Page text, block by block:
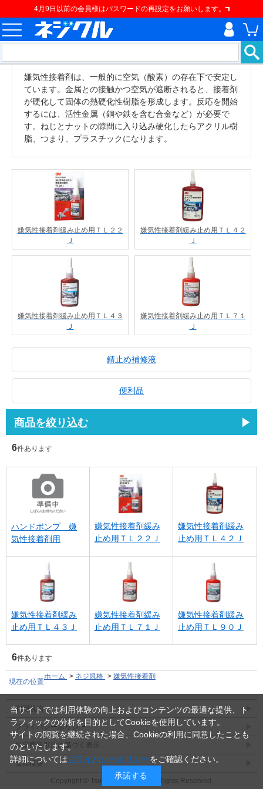
4月9日以前の会員様はパスワードの再設定をお願いします。
嫌気性接着剤は、一般的に空気（酸素）の存在下で安定し
ています。金属との接触かつ空気が遮断されると、接着剤
が硬化して固体の熱硬化性樹脂を形成します。反応を開始
するには、活性金属（銅や鉄を含む合金など）が必要で
す。ねじとナットの隙間に入り込み硬化したらアクリル樹
脂、つまり、プラスチックになります。
嫌気性接着剤緩み止め用ＴＬ２２
Ｊ
嫌気性接着剤緩み止め用ＴＬ４２
Ｊ
嫌気性接着剤緩み止め用ＴＬ４３
Ｊ
嫌気性接着剤緩み止め用ＴＬ７１
Ｊ
錆止め補修液
便利品
商品を絞り込む
6件あります
ハンドポンプ 嫌
気性接着剤用
嫌気性接着剤緩み
止め用ＴＬ２２Ｊ
嫌気性接着剤緩み
止め用ＴＬ４２Ｊ
嫌気性接着剤緩み
止め用ＴＬ４３Ｊ
嫌気性接着剤緩み
止め用ＴＬ７１Ｊ
嫌気性接着剤緩み
止め用ＴＬ９０Ｊ
6件あります
現在の位置
ホーム > ネジ規格 > 嫌気性接着剤
利用規約
プライバシーポリシー
特定商取引法に基づく表示
会社概要
Copyright © Tsuruga CO.,LTD. All Rights Reserved.
当サイトでは利用体験の向上およびコンテンツの最適な提供、ト
ラフィックの分析を目的としてCookieを使用しています。
サイトの閲覧を継続された場合、Cookieの利用に同意したことも
のといたします。
詳細についてはプライバシーポリシーをご確認ください。
承諾する